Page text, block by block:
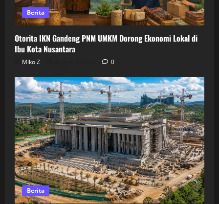
Berita
Otorita IKN Gandeng PNM UMKM Dorong Ekonomi Lokal di
Ibu Kota Nusantara
Miko Z 0
Berita